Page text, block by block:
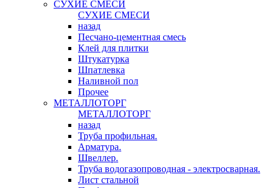
СУХИЕ СМЕСИ
СУХИЕ СМЕСИ
назад
Песчано-цементная смесь
Клей для плитки
Штукатурка
Шпатлевка
Наливной пол
Прочее
МЕТАЛЛОТОРГ
МЕТАЛЛОТОРГ
назад
Труба профильная.
Арматура.
Швеллер.
Труба водогазопроводная - электросварная.
Лист стальной